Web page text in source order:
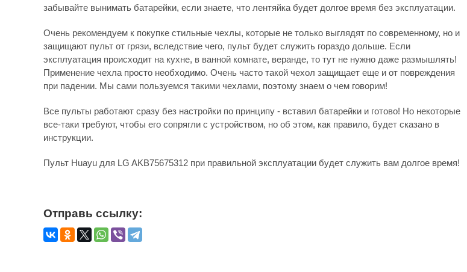
забывайте вынимать батарейки, если знаете, что лентяйка будет долгое время без эксплуатации.
Очень рекомендуем к покупке стильные чехлы, которые не только выглядят по современному, но и
защищают пульт от грязи, вследствие чего, пульт будет служить гораздо дольше. Если
эксплуатация происходит на кухне, в ванной комнате, веранде, то тут не нужно даже размышлять!
Применение чехла просто необходимо. Очень часто такой чехол защищает еще и от повреждения
при падении. Мы сами пользуемся такими чехлами, поэтому знаем о чем говорим!
Все пульты работают сразу без настройки по принципу - вставил батарейки и готово! Но некоторые
все-таки требуют, чтобы его сопрягли с устройством, но об этом, как правило, будет сказано в
инструкции.
Пульт Huayu для LG AKB75675312 при правильной эксплуатации будет служить вам долгое время!
Отправь ссылку: